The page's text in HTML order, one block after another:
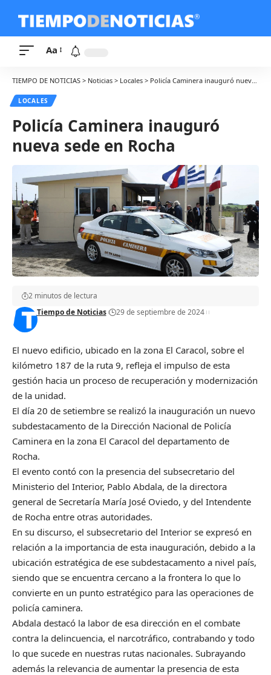
Aa
TIEMPO DE NOTICIAS > Noticias > Locales > Policía Caminera inauguró nueva sede en Rocha
LOCALES
Policía Caminera inauguró
nueva sede en Rocha
Tiempo de Noticias 29 de septiembre de 2024
2 minutos de lectura
El nuevo edificio, ubicado en la zona El Caracol, sobre el
kilómetro 187 de la ruta 9, refleja el impulso de esta
gestión hacia un proceso de recuperación y modernización
de la unidad.
El día 20 de setiembre se realizó la inauguración un nuevo
subdestacamento de la Dirección Nacional de Policía
Caminera en la zona El Caracol del departamento de
Rocha.
El evento contó con la presencia del subsecretario del
Ministerio del Interior, Pablo Abdala, de la directora
general de Secretaría María José Oviedo, y del Intendente
de Rocha entre otras autoridades.
En su discurso, el subsecretario del Interior se expresó en
relación a la importancia de esta inauguración, debido a la
ubicación estratégica de ese subdestacamento a nivel país,
siendo que se encuentra cercano a la frontera lo que lo
convierte en un punto estratégico para las operaciones de
policía caminera.
Abdala destacó la labor de esa dirección en el combate
contra la delincuencia, el narcotráfico, contrabando y todo
lo que sucede en nuestras rutas nacionales. Subrayando
además la relevancia de aumentar la presencia de esta